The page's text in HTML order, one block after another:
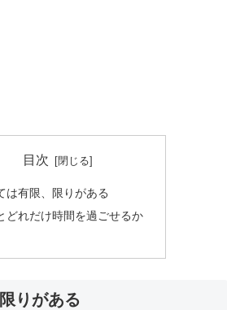
目次
は有限、限りがある
どれだけ時間を過ごせるか
りがある